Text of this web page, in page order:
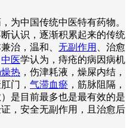
为中国传统中医特有药物。
认识，逐渐积累起来的传统
治，温和、 无副作用
、治愈
中医学认为，痔疮的病因病机
热 ，伤津耗液，燥屎内结，
门， 气滞血瘀 ，筋脉阻隔，
是目前最多也是最有效的是
，安全无副作用，且治愈后